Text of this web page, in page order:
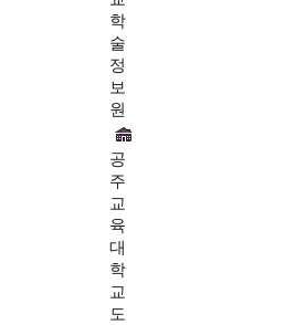
학
술
정
보
원
공
주
교
육
대
학
교
도